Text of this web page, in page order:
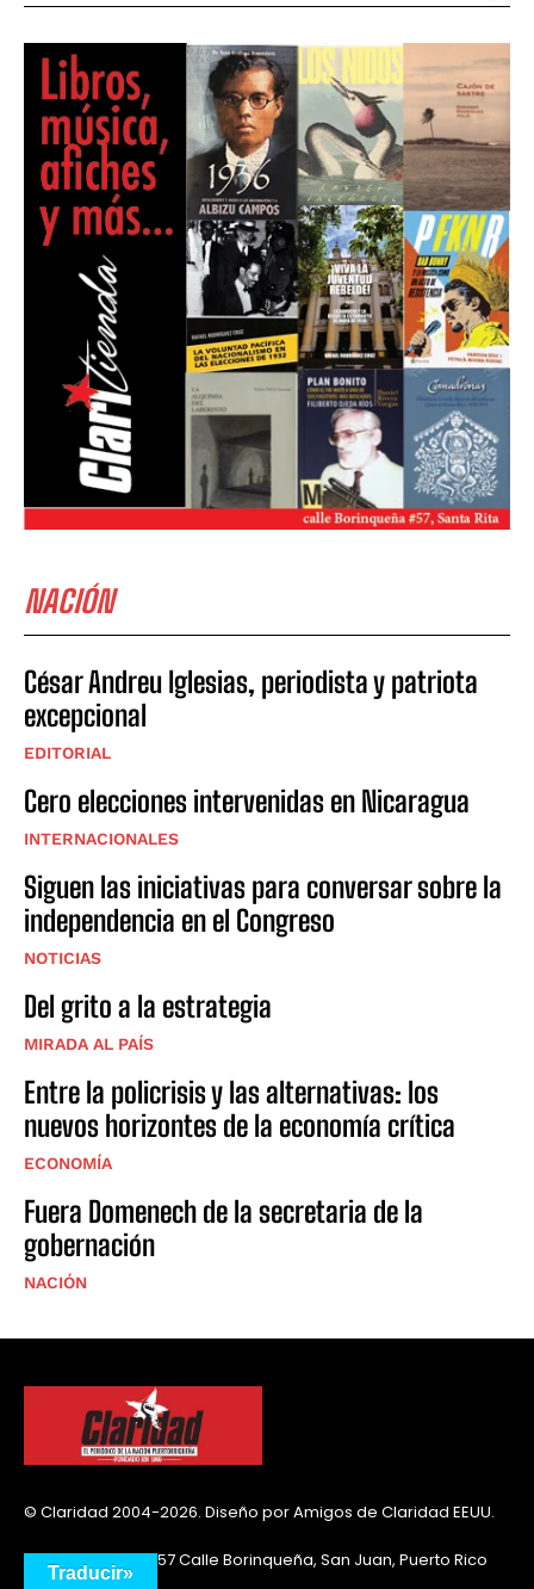
NACIÓN
César Andreu Iglesias, periodista y patriota
excepcional
EDITORIAL
Cero elecciones intervenidas en Nicaragua
INTERNACIONALES
Siguen las iniciativas para conversar sobre la
independencia en el Congreso
NOTICIAS
Del grito a la estrategia
MIRADA AL PAÍS
Entre la policrisis y las alternativas: los
nuevos horizontes de la economía crítica
ECONOMÍA
Fuera Domenech de la secretaria de la
gobernación
NACIÓN
© Claridad 2004-2026. Diseño por Amigos de Claridad EEUU.
Urb. Santa Rita, #57 Calle Borinqueña, San Juan, Puerto Rico
00925-2732
Traducir»